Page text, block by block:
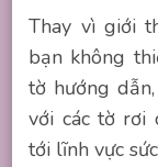
Thay vì giới
bạn không
tờ hướng
với các tờ rơi
tới lĩnh vực